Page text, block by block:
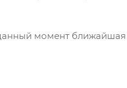
момент